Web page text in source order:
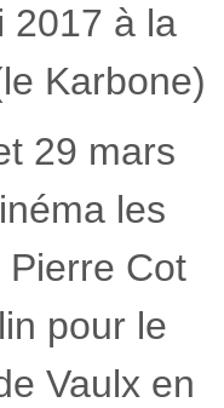
2017 à la
Karbone)
29 mars
les
Cot
pour le
Vaulx en